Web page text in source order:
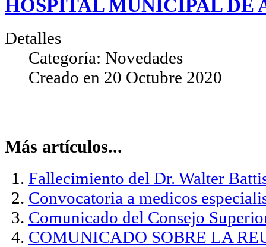
HOSPITAL MUNICIPAL DE
Detalles
Categoría: Novedades
Creado en 20 Octubre 2020
Más artículos...
Fallecimiento del Dr. Walter
Convocatoria a medicos
Comunicado del Consejo
COMUNICADO SOBRE LA